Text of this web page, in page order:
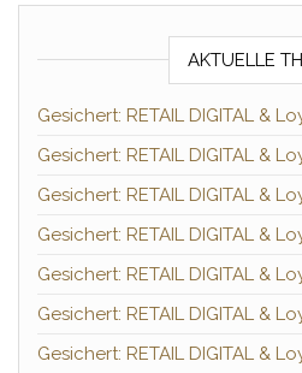
AKTUELLE
Gesichert: RETAIL DIGITAL &
Gesichert: RETAIL DIGITAL &
Gesichert: RETAIL DIGITAL &
Gesichert: RETAIL DIGITAL &
Gesichert: RETAIL DIGITAL &
Gesichert: RETAIL DIGITAL &
Gesichert: RETAIL DIGITAL &